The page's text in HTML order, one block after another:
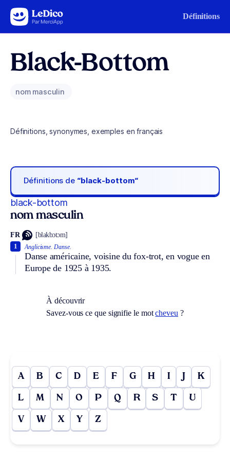
Aller au contenu Définitions
Black-Bottom
nom masculin
Définitions, synonymes, exemples en français
Définitions de “black-bottom“
black-bottom
nom masculin
FR [blakbɔtɔm]
Anglicisme. Danse.
Danse américaine, voisine du fox-trot, en vogue en
Europe de 1925 à 1935.
1
À découvrir
Savez-vous ce que signifie le motcheveu ?
A B C D E F G H I J K
L M N O P Q R S T U
V W X Y Z